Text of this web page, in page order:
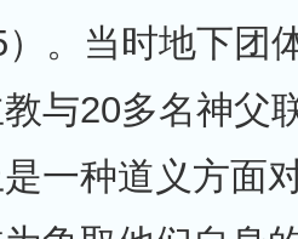
。当时地下团
与20多名神父
一种道义方面